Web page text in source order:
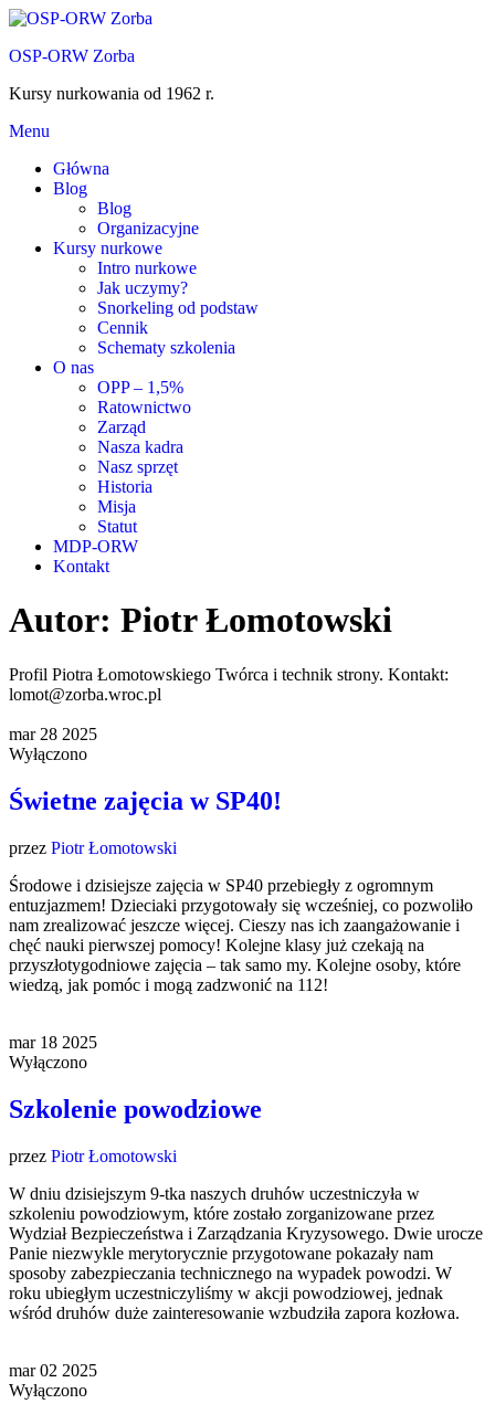
Przejdź
treści
OSP-ORW Zorba
Kursy nurkowania od 1962 r.
Menu
Główna
Blog
Blog
Organizacyjne
Kursy nurkowe
Intro nurkowe
Jak uczymy?
Snorkeling od podstaw
Cennik
Schematy szkolenia
O nas
OPP – 1,5%
Ratownictwo
Zarząd
Nasza kadra
Nasz sprzęt
Historia
Misja
Statut
MDP-ORW
Kontakt
Autor: Piotr Łomotowski
Profil Piotra Łomotowskiego Twórca i technik strony. Kontakt:
lomot@zorba.wroc.pl
mar 28 2025
Wyłączono
Świetne zajęcia w SP40!
przez Piotr Łomotowski
Środowe i dzisiejsze zajęcia w SP40 przebiegły z ogromnym
entuzjazmem! Dzieciaki przygotowały się wcześniej, co pozwoliło
nam zrealizować jeszcze więcej. Cieszy nas ich zaangażowanie i
chęć nauki pierwszej pomocy! Kolejne klasy już czekają na
przyszłotygodniowe zajęcia – tak samo my. Kolejne osoby, które
wiedzą, jak pomóc i mogą zadzwonić na 112!
mar 18 2025
Wyłączono
Szkolenie powodziowe
przez Piotr Łomotowski
W dniu dzisiejszym 9-tka naszych druhów uczestniczyła w
szkoleniu powodziowym, które zostało zorganizowane przez
Wydział Bezpieczeństwa i Zarządzania Kryzysowego. Dwie urocze
Panie niezwykle merytorycznie przygotowane pokazały nam
sposoby zabezpieczania technicznego na wypadek powodzi. W
roku ubiegłym uczestniczyliśmy w akcji powodziowej, jednak
wśród druhów duże zainteresowanie wzbudziła zapora kozłowa.
mar02 2025
Wyłączono